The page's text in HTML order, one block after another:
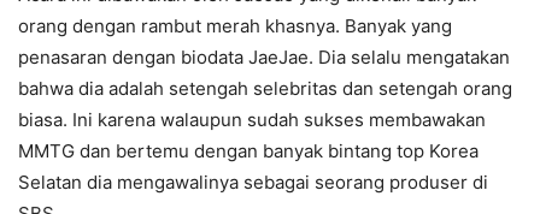
orang dengan rambut merah khasnya. Banyak yang
penasaran dengan biodata JaeJae. Dia selalu mengatakan
bahwa dia adalah setengah selebritas dan setengah orang
biasa. Ini karena walaupun sudah sukses membawakan
MMTG dan bertemu dengan banyak bintang top Korea
Selatan dia mengawalinya sebagai seorang produser di